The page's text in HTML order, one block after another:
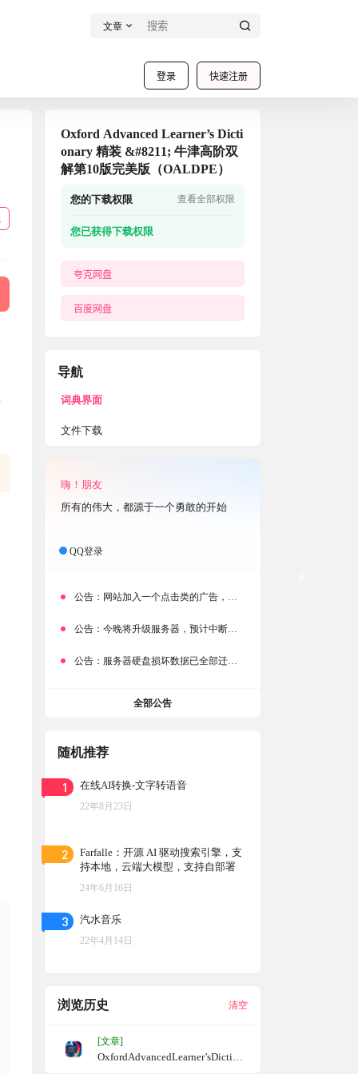
文章
登录 快速注册
Oxford Advanced Learner’s Dicti
onary 精装 &#8211; 牛津高阶双
解第10版完美版（OALDPE）
您的下载权限 查看全部权限
您已获得下载权限
夸克网盘
百度网盘
导航
词典界面
文件下载
嗨！朋友
所有的伟大，都源于一个勇敢的开始
QQ登录
公告： 网站加入一个点击类的广告，大家点击下载按钮需要注意
公告： 今晚将升级服务器，预计中断时常为1分钟
公告： 服务器硬盘损坏数据已全部迁移备份，网站恢复完成！
全部公告
随机推荐
1 在线AI转换-文字转语音
22年8月23日
2
Farfalle：开源 AI 驱动搜索引擎，支
持本地，云端大模型，支持自部署
24年6月16日
3 汽水音乐
22年4月14日
浏览历史 清空
[文章]
OxfordAdvancedLearner’sDiction